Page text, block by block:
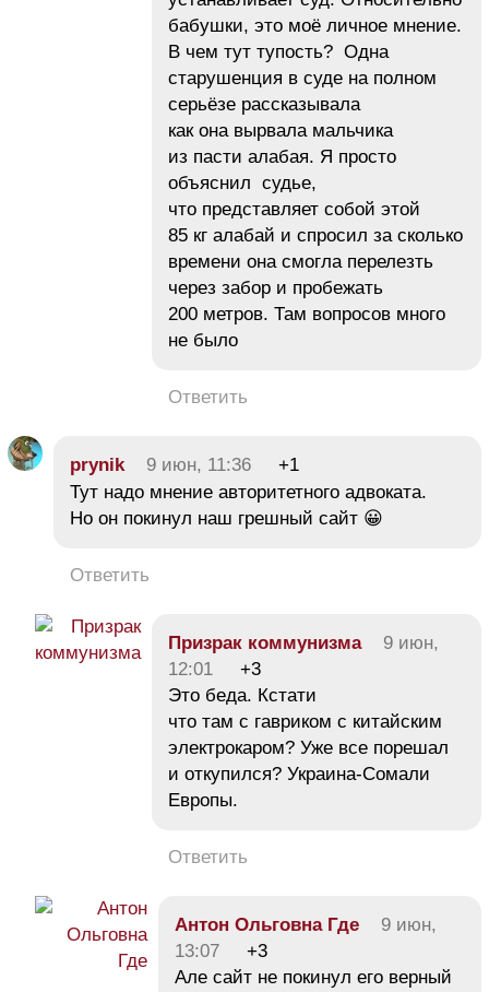
бабушки, это моё личное мнение.
В чем тут тупость? Одна
старушенция в суде на полном
серьёзе рассказывала
как она вырвала мальчика
из пасти алабая. Я просто
объяснил судье,
что представляет собой этой
85 кг алабай и спросил за сколько
времени она смогла перелезть
через забор и пробежать
200 метров. Там вопросов много
не было
Ответить
prynik 9 июн, 11:36
+1
Тут надо мнение авторитетного адвоката.
Но он покинул наш грешный сайт 😀
Ответить
Призрак коммунизма
9 июн,
12:01
+3
Это беда. Кстати
что там с гавриком с китайским
электрокаром? Уже все порешал
и откупился? Украина-Сомали
Европы.
Ответить
Антон Ольговна Где
9 июн,
13:07
+3
Але сайт не покинул его верный